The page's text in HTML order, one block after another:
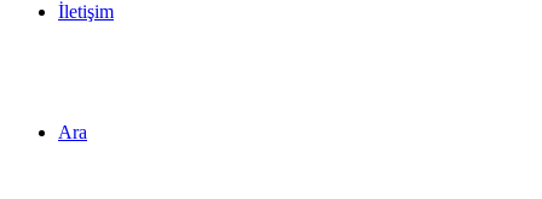
İletişim
Ara